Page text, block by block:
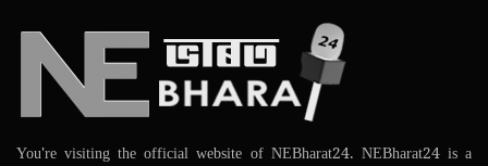
You're visiting the official website of NEBharat24. NEBharat24 is a